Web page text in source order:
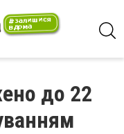
до 22